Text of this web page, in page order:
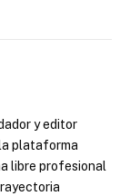
y editor
plataforma
libre profesional